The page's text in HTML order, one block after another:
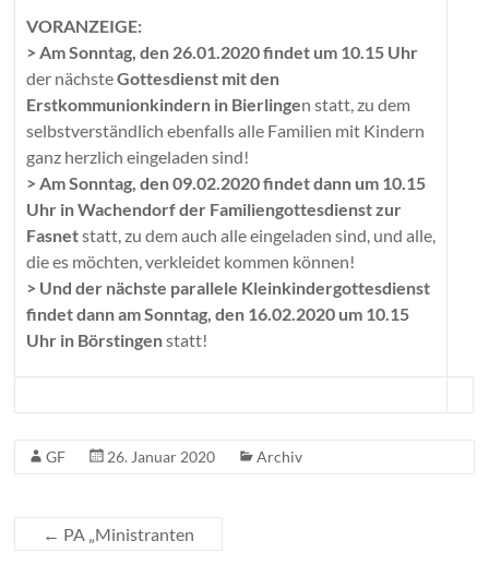
VORANZEIGE:
> Am Sonntag, den 26.01.2020 findet um 10.15 Uhr
der nächsteGottesdienst mit den
Erstkommunionkindern in Bierlingen statt, zu dem
selbstverständlich ebenfalls alle Familien mit Kindern
ganz herzlich eingeladen sind!
> Am Sonntag, den 09.02.2020 findet dann um 10.15
Uhr in Wachendorf der Familiengottesdienst zur
Fasnetstatt, zu dem auch alle eingeladen sind, und alle,
die es möchten, verkleidet kommen können!
> Und der nächste parallele Kleinkindergottesdienst
findet dann am Sonntag, den 16.02.2020 um 10.15
Uhr in Börstingenstatt!
GF 26. Januar 2020 Archiv
← PA „Ministranten